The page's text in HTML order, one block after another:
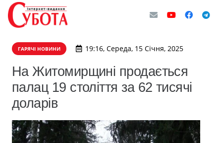
ГАРЯЧІ НОВИНИ 19:16, Середа, 15 Січня, 2025
На Житомирщині продається
палац 19 століття за 62 тисячі
доларів